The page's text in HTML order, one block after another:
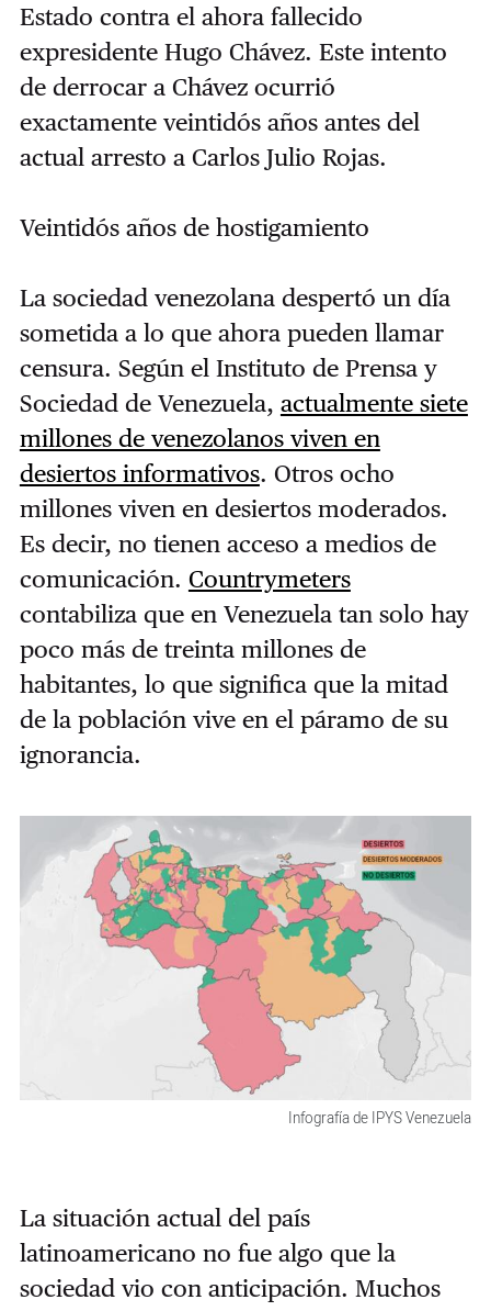
Estado contra el ahora fallecido
expresidente Hugo Chávez. Este intento
de derrocar a Chávez ocurrió
exactamente veintidós años antes del
actual arresto a Carlos Julio Rojas.
Veintidós años de hostigamiento
La sociedad venezolana despertó un día
sometida a lo que ahora pueden llamar
censura. Según el Instituto de Prensa y
Sociedad de Venezuela, actualmente siete
millones de venezolanos viven en
desiertos informativos. Otros ocho
millones viven en desiertos moderados.
Es decir, no tienen acceso a me­­­­­­dios de
comunicación. Countrymeters
contabiliza que en Venezuela tan solo hay
poco más de treinta millones de
habitantes, lo que significa que la mitad
de la población vive en el páramo de su
ignorancia.
Infografía de IPYS Venezuela
La situación actual del país
latinoamericano no fue algo que la
sociedad vio con anticipación. Muchos